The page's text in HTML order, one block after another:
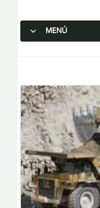
MENÚ